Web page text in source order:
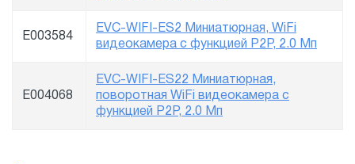
E003584
EVC-WIFI-ES2 Миниатюрная, WiFi
видеокамера с функцией P2P, 2.0 Мп
E004068
EVC-WIFI-ES22 Миниатюрная,
поворотная WiFi видеокамера с
функцией P2P, 2.0 Мп